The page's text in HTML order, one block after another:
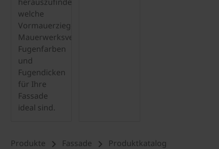
welche
Vormauerziegel,
Mauerwerksverbindungen,
Fugenfarben
und
Fugendicken
für Ihre
Fassade
ideal sind.
Produkte Fassade
Produktkatalog